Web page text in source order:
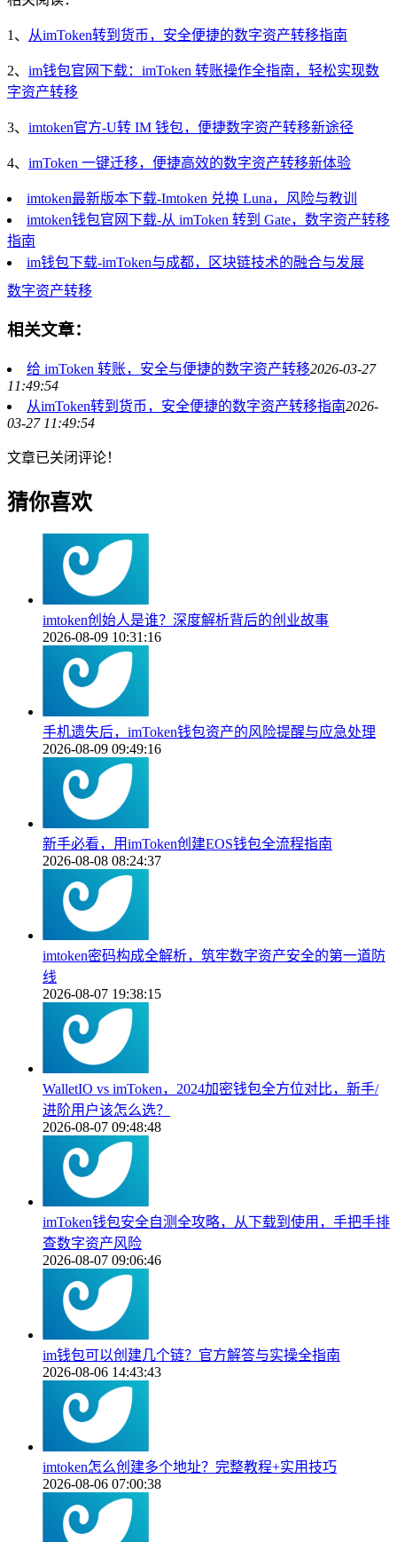
1、 从imToken转到货币，安全便捷的数字资产转移指南
2、 im钱包官网下载：imToken 转账操作全指南，轻松实现数
字资产转移
3、 imtoken官方-U转 IM 钱包，便捷数字资产转移新途径
4、 imToken 一键迁移，便捷高效的数字资产转移新体验
imtoken最新版本下载-Imtoken 兑换 Luna，风险与教训
imtoken钱包官网下载-从 imToken 转到 Gate，数字资产转移
指南
im钱包下载-imToken与成都，区块链技术的融合与发展
数字资产转移
相关文章：
给 imToken 转账，安全与便捷的数字资产转移2026-03-27
11:49:54
从imToken转到货币，安全便捷的数字资产转移指南2026-
03-27 11:49:54
文章已关闭评论！
猜你喜欢
imtoken创始人是谁？深度解析背后的创业故事
2026-08-09 10:31:16
手机遗失后，imToken钱包资产的风险提醒与应急处理
2026-08-09 09:49:16
新手必看，用imToken创建EOS钱包全流程指南
2026-08-08 08:24:37
imtoken密码构成全解析，筑牢数字资产安全的第一道防
线
2026-08-07 19:38:15
WalletIO vs imToken，2024加密钱包全方位对比，新手/
进阶用户该怎么选？
2026-08-07 09:48:48
imToken钱包安全自测全攻略，从下载到使用，手把手排
查数字资产风险
2026-08-07 09:06:46
im钱包可以创建几个链？官方解答与实操全指南
2026-08-06 14:43:43
imtoken怎么创建多个地址？完整教程+实用技巧
2026-08-06 07:00:38